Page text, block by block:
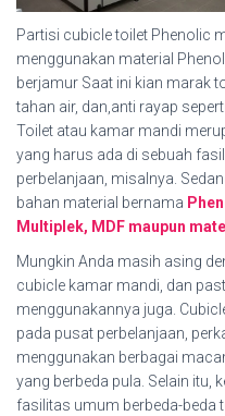
Partisi cubicle toilet Phenolic
menggunakan material
berjamur Saat ini kian marak
tahan air, dan,anti rayap seperti
Toilet atau kamar mandi
yang harus ada di sebuah
perbelanjaan, misalnya.
bahan material bernama
Multiplek, MDF maupun
Mungkin Anda masih asing
cubicle kamar mandi, dan
menggunakannya juga.
pada pusat perbelanjaan,
menggunakan berbagai
yang berbeda pula. Selain itu,
fasilitas umum berbeda-beda